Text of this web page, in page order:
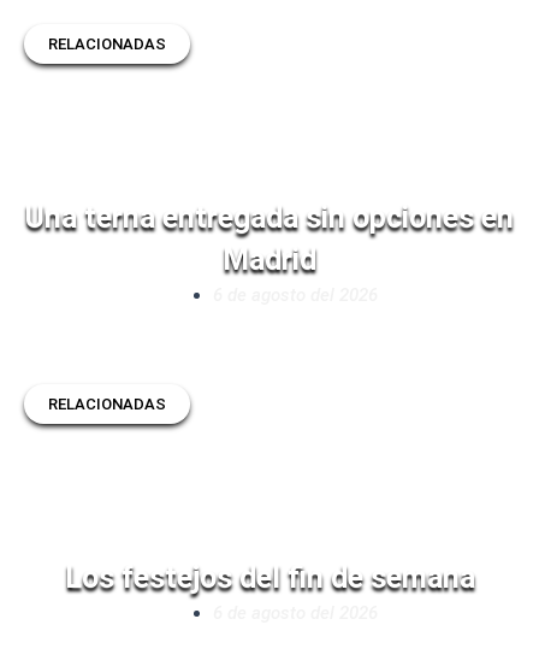
RELACIONADAS
Una terna entregada sin opciones en
Madrid
RELACIONADAS
Los festejos del fin de semana